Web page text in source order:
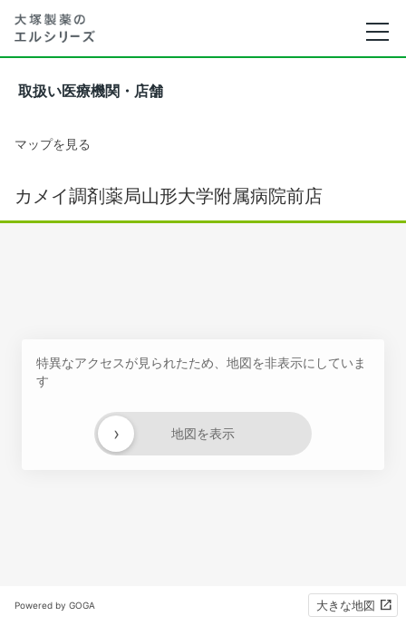
取扱い医療機関・店舗
マップを見る
カメイ調剤薬局山形大学附属病院前店
特異なアクセスが見られたため、地図を非表示にしていま
す
地図を表示
›
Powered by GOGA 大きな地図